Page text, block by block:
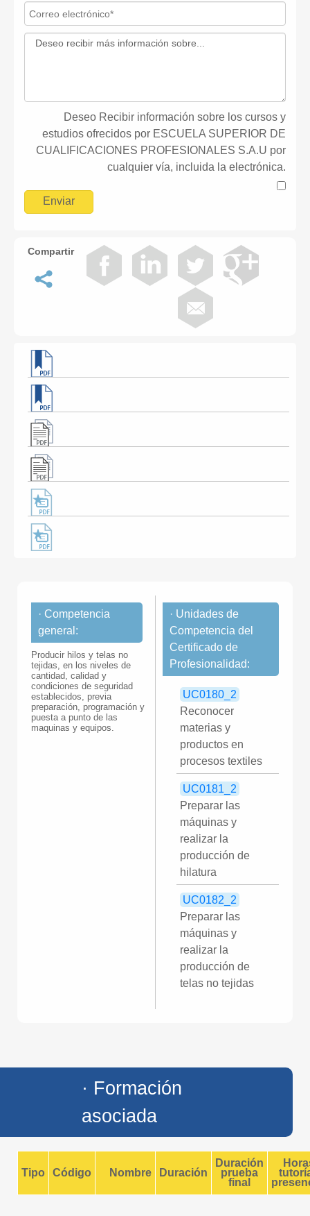
Deseo Recibir información sobre los cursos y
estudios ofrecidos por ESCUELA SUPERIOR DE
CUALIFICACIONES PROFESIONALES S.A.U por
cualquier vía, incluida la electrónica.
Compartir
· Competencia
general:
Producir hilos y telas no
tejidas, en los niveles de
cantidad, calidad y
condiciones de seguridad
establecidos, previa
preparación, programación y
puesta a punto de las
maquinas y equipos.
· Unidades de
Competencia del
Certificado de
Profesionalidad:
UC0180_2
Reconocer
materias y
productos en
procesos textiles
UC0181_2
Preparar las
máquinas y
realizar la
producción de
hilatura
UC0182_2
Preparar las
máquinas y
realizar la
producción de
telas no tejidas
· Formación
asociada
Tipo Código Nombre Duración
Duración
prueba
final